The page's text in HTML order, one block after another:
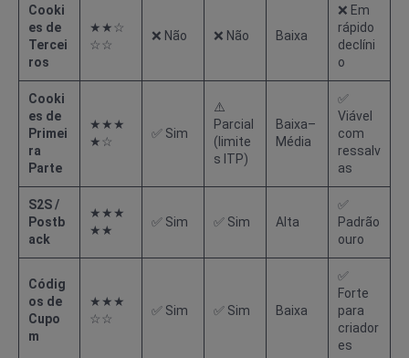
Cooki
es de
Tercei
ros
★★☆
☆☆
❌ Não ❌ Não Baixa
❌ Em
rápido
declíni
o
Cooki
es de
Primei
ra
Parte
★★★
★☆
✅ Sim
⚠️
Parcial
(limite
s ITP)
Baixa–
Média
✅
Viável
com
ressalv
as
S2S /
Postb
ack
★★★
★★
✅ Sim ✅ Sim Alta
✅
Padrão
ouro
Códig
os de
Cupo
m
★★★
☆☆
✅ Sim ✅ Sim Baixa
✅
Forte
para
criador
es